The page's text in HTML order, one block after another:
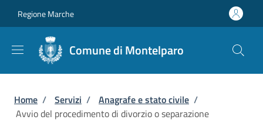
Regione Marche
Comune di Montelparo
Briciole di pane
Home / Servizi / Anagrafe e stato civile /
Avvio del procedimento di divorzio o separazione